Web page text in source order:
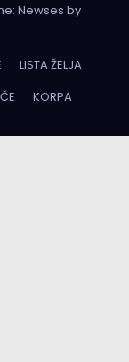
Newses by
LISTA ŽELJA
KORPA